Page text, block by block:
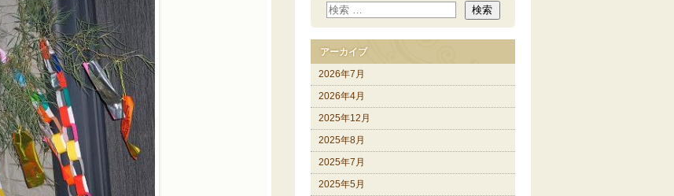
アーカイブ
2026年7月
2026年4月
2025年12月
2025年8月
2025年7月
2025年5月